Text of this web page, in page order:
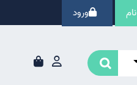
ورود